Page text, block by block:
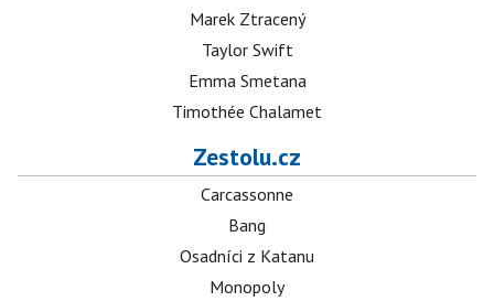
Marek Ztracený
Taylor Swift
Emma Smetana
Timothée Chalamet
Zestolu.cz
Carcassonne
Bang
Osadníci z Katanu
Monopoly